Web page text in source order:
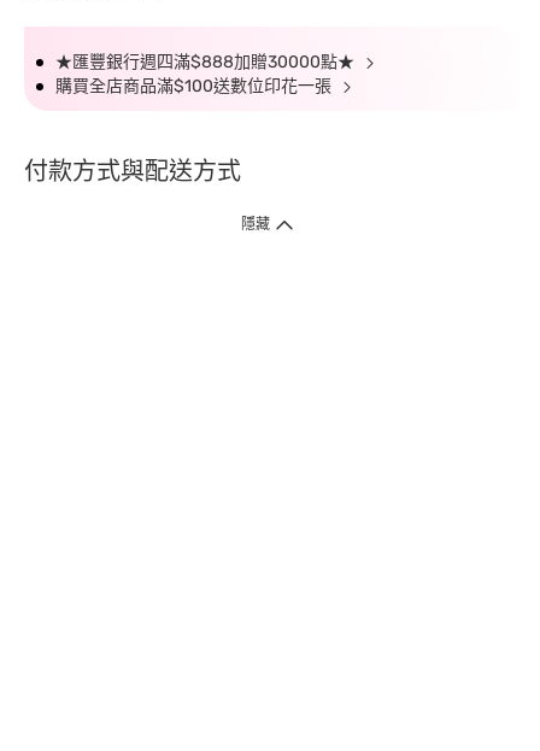
★匯豐銀行週四滿$888加贈30000點★
購買全店商品滿$100送數位印花一張
付款方式與配送方式
隱藏